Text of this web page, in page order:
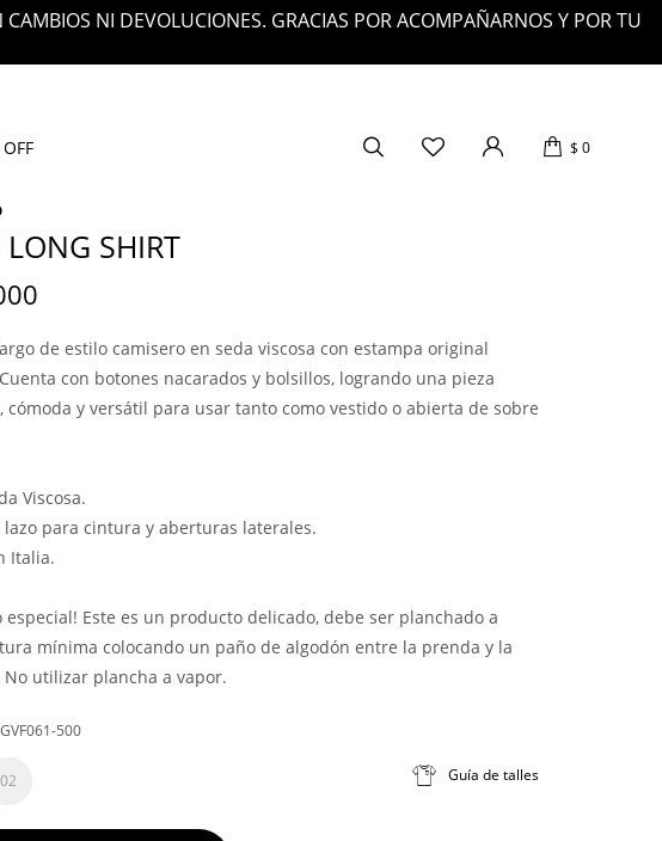
NI DEVOLUCIONES. GRACIAS POR ACOMPAÑARNOS Y POR TU
$ 0
LONG SHIRT
de estilo camisero en seda viscosa con estampa original
con botones nacarados y bolsillos, logrando una pieza
cómoda y versátil para usar tanto como vestido o abierta de sobre
Viscosa.
lazo para cintura y aberturas laterales.
Italia.
especial! Este es un producto delicado, debe ser planchado a
mínima colocando un paño de algodón entre la prenda y la
No utilizar plancha a vapor.
500
02 Guía de talles